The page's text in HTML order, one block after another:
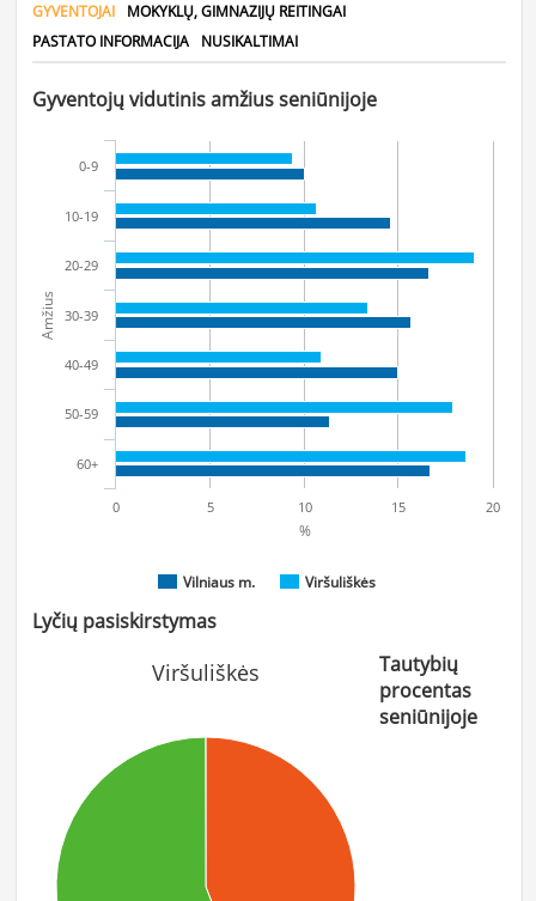
GYVENTOJAI
MOKYKLŲ, GIMNAZIJŲ REITINGAI
PASTATO INFORMACIJA
NUSIKALTIMAI
Gyventojų vidutinis amžius seniūnijoje
Amžius
%
Vilniaus m. Viršuliškės
0-9
10-19
20-29
30-39
40-49
50-59
60+
0 5 10 15 20
Lyčių pasiskirstymas
Viršuliškės
Tautybių
procentas
seniūnijoje